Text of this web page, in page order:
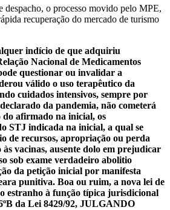
despacho, o processo movido pelo MPE,
recuperação do mercado de turismo
indício de que adquiriu
Nacional de Medicamentos
questionar ou invalidar a
válido o uso terapêutico da
cuidados intensivos, sempre por
da pandemia, não cometerá
afirmado na inicial, os
STJ indicada na inicial, a qual se
de recursos, apropriação ou perda
vacinas, ausente dolo em prejudicar
sob exame verdadeiro abolitio
da petição inicial por manifesta
punitiva. Boa ou ruim, a nova lei de
estranho à função típica jurisdicional
da Lei 8429/92, JULGANDO